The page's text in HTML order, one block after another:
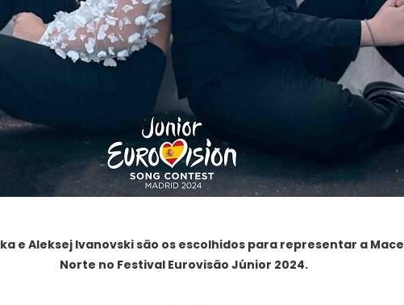
e Aleksej Ivanovski são os escolhidos para representar a
Norte no Festival Eurovisão Júnior 2024.